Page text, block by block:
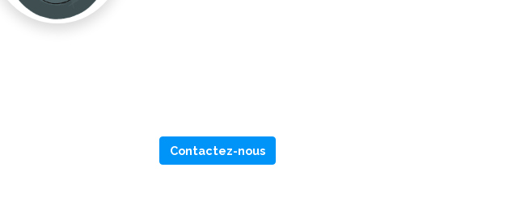
Contactez-nous